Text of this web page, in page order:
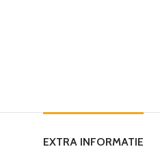
EXTRA INFORMATIE